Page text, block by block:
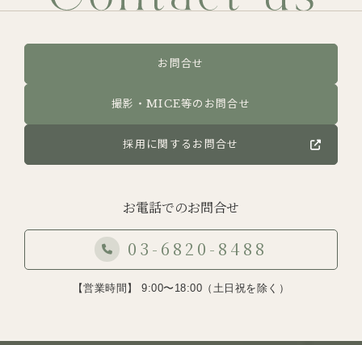
お問合せ
撮影・MICE等のお問合せ
採用に関するお問合せ
お電話でのお問合せ
03-6820-8488
【営業時間】 9:00〜18:00（土日祝を除く）